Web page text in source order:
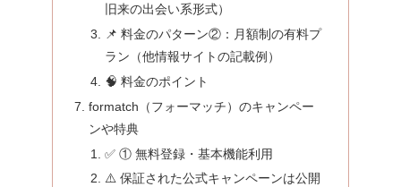
旧来の出会い系形式）
📌 料金のパターン②：月額制の有料プ
ラン（他情報サイトの記載例）
🧠 料金のポイント
formatch（フォーマッチ）のキャンペー
ンや特典
✅ ① 無料登録・基本機能利用
⚠️ 保証された公式キャンペーンは公開